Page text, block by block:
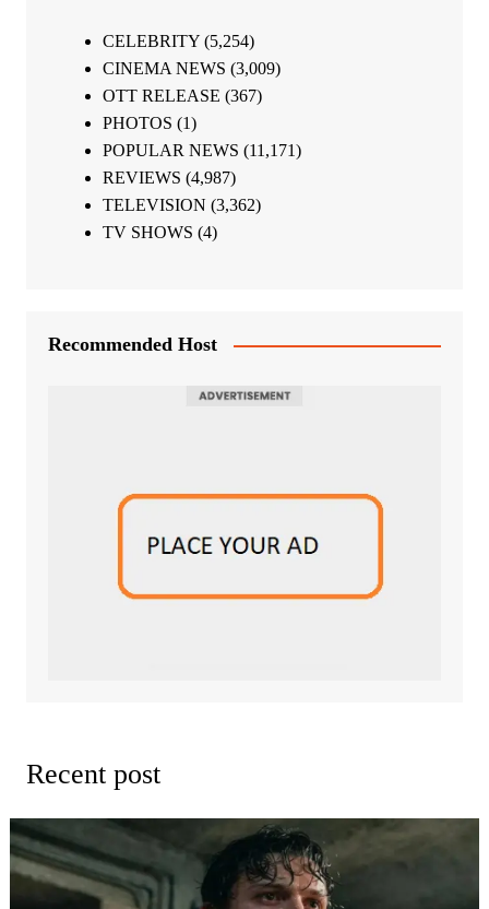
CELEBRITY(5,254)
CINEMA NEWS (3,009)
OTT RELEASE (367)
PHOTOS (1)
POPULAR NEWS (11,171)
REVIEWS (4,987)
TELEVISION (3,362)
TV SHOWS (4)
Recommended Host
Recent post